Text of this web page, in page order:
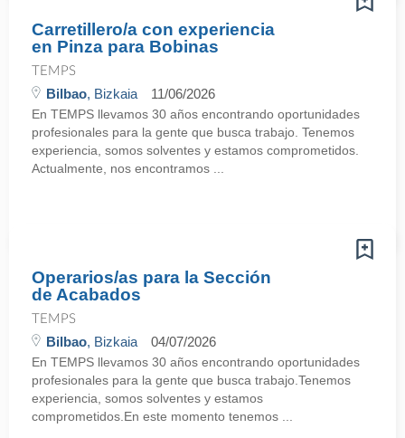
Carretillero/a con experiencia
en Pinza para Bobinas
TEMPS
Bilbao, Bizkaia 11/06/2026
En TEMPS llevamos 30 años encontrando oportunidades
profesionales para la gente que busca trabajo. Tenemos
experiencia, somos solventes y estamos comprometidos.
Actualmente, nos encontramos ...
Operarios/as para la Sección
de Acabados
TEMPS
Bilbao, Bizkaia 04/07/2026
En TEMPS llevamos 30 años encontrando oportunidades
profesionales para la gente que busca trabajo.Tenemos
experiencia, somos solventes y estamos
comprometidos.En este momento tenemos ...